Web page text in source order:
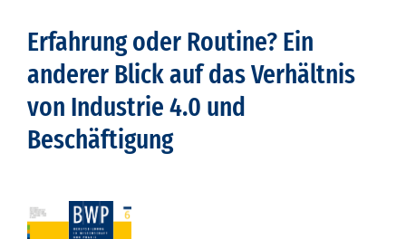
Erfahrung oder Routine? Ein
anderer Blick auf das Verhältnis
von Industrie 4.0 und
Beschäftigung